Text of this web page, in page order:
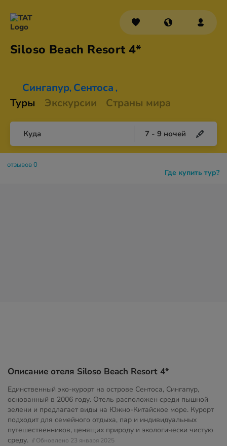
Siloso Beach Resort 4*
Сингапур, Сентоса ,
Туры Экскурсии Страны мира
Куда 7 - 9 ночей
Где купить тур?
отзывов 0
Описание отеля Siloso Beach Resort 4*
Единственный эко-курорт на острове Сентоса, Сингапур,
основанный в 2006 году. Отель расположен среди пышной
зелени и предлагает виды на Южно-Китайское море. Курорт
подходит для семейного отдыха, пар и индивидуальных
путешественников, ценящих природу и экологически чистую
среду. // Обновлено 23 января 2025